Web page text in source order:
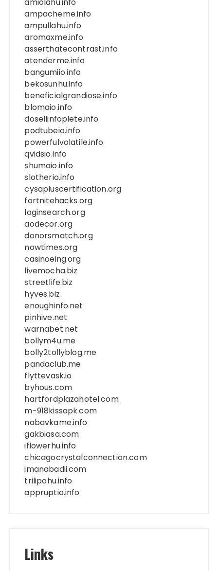
amiolahu.info
ampacheme.info
ampullahu.info
aromaxme.info
asserthatecontrast.info
atenderme.info
bangumiio.info
bekosunhu.info
beneficialgrandiose.info
blomaio.info
dosellinfoplete.info
podtubeio.info
powerfulvolatile.info
qvidsio.info
shumaio.info
slotherio.info
cysapluscertification.org
fortnitehacks.org
loginsearch.org
aodecor.org
donorsmatch.org
nowtimes.org
casinoeing.org
livemocha.biz
streetlife.biz
hyves.biz
enoughinfo.net
pinhive.net
warnabet.net
bollym4u.me
bolly2tollyblog.me
pandaclub.me
flyttevask.io
byhous.com
hartfordplazahotel.com
m-918kissapk.com
nabavkame.info
gakbiasa.com
iflowerhu.info
chicagocrystalconnection.com
imanabadii.com
trilipohu.info
appruptio.info
Links